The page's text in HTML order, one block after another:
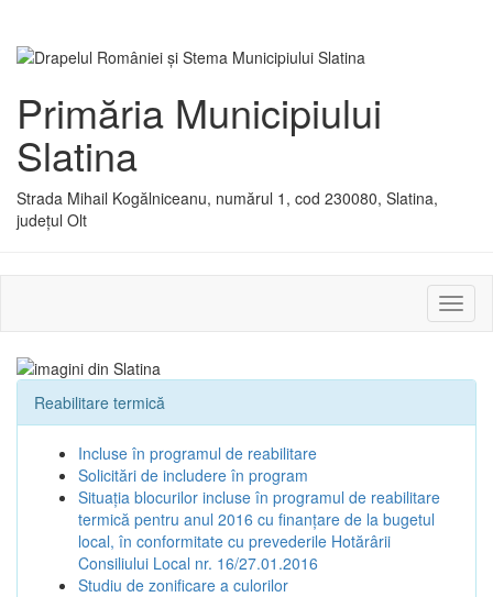
Primăria Municipiului
Slatina
Strada Mihail Kogălniceanu, numărul 1, cod 230080, Slatina,
județul Olt
sau
Reabilitare termică
Incluse în programul de reabilitare
Solicitări de includere în program
Situația blocurilor incluse în programul de reabilitare
termică pentru anul 2016 cu finanțare de la bugetul
local, în conformitate cu prevederile Hotărârii
Consiliului Local nr. 16/27.01.2016
Studiu de zonificare a culorilor